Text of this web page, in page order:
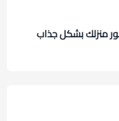
منزلك بشكل جذاب